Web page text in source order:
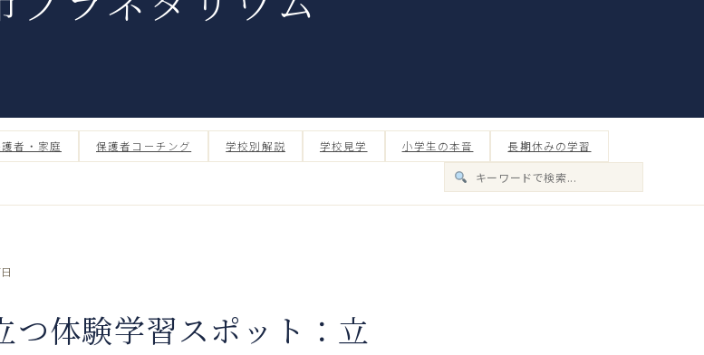
者・家庭 保護者コーチング 学校別解説 学校見学 小学生の本音 長期休みの学習
つ体験学習スポット：立